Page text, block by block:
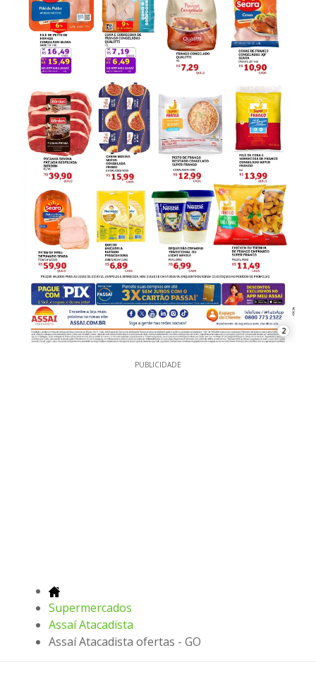
2
PUBLICIDADE
Supermercados
Assaí Atacadista
Assaí Atacadista ofertas - GO